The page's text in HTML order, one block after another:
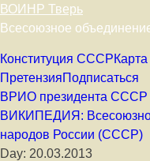
ВОИНР Тверь
Всесоюзное
Skip to content
Конституция СССР
ПретензияПодписаться
ВРИО президента СССР
ВИКИПЕДИЯ:
народов России (СССР)
Day: 20.03.2013